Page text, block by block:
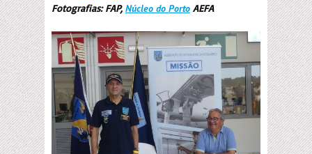
Fotografias: FAP, Núcleo do Porto AEFA